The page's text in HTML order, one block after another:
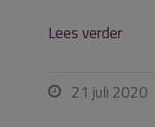
Lees verder
 21 juli 2020